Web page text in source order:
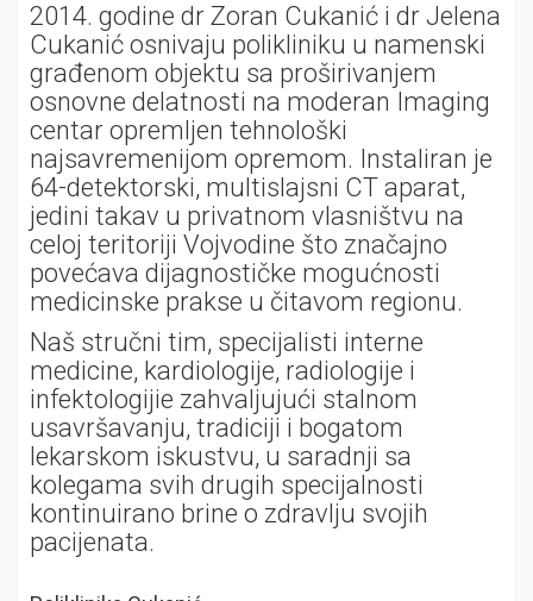
2014. godine dr Zoran Cukanić i dr Jelena
Cukanić osnivaju polikliniku u namenski
građenom objektu sa proširivanjem
osnovne delatnosti na moderan Imaging
centar opremljen tehnološki
najsavremenijom opremom. Instaliran je
64-detektorski, multislajsni CT aparat,
jedini takav u privatnom vlasništvu na
celoj teritoriji Vojvodine što značajno
povećava dijagnostičke mogućnosti
medicinske prakse u čitavom regionu.
Naš stručni tim, specijalisti interne
medicine, kardiologije, radiologije i
infektologijie zahvaljujući stalnom
usavršavanju, tradiciji i bogatom
lekarskom iskustvu, u saradnji sa
kolegama svih drugih specijalnosti
kontinuirano brine o zdravlju svojih
pacijenata.